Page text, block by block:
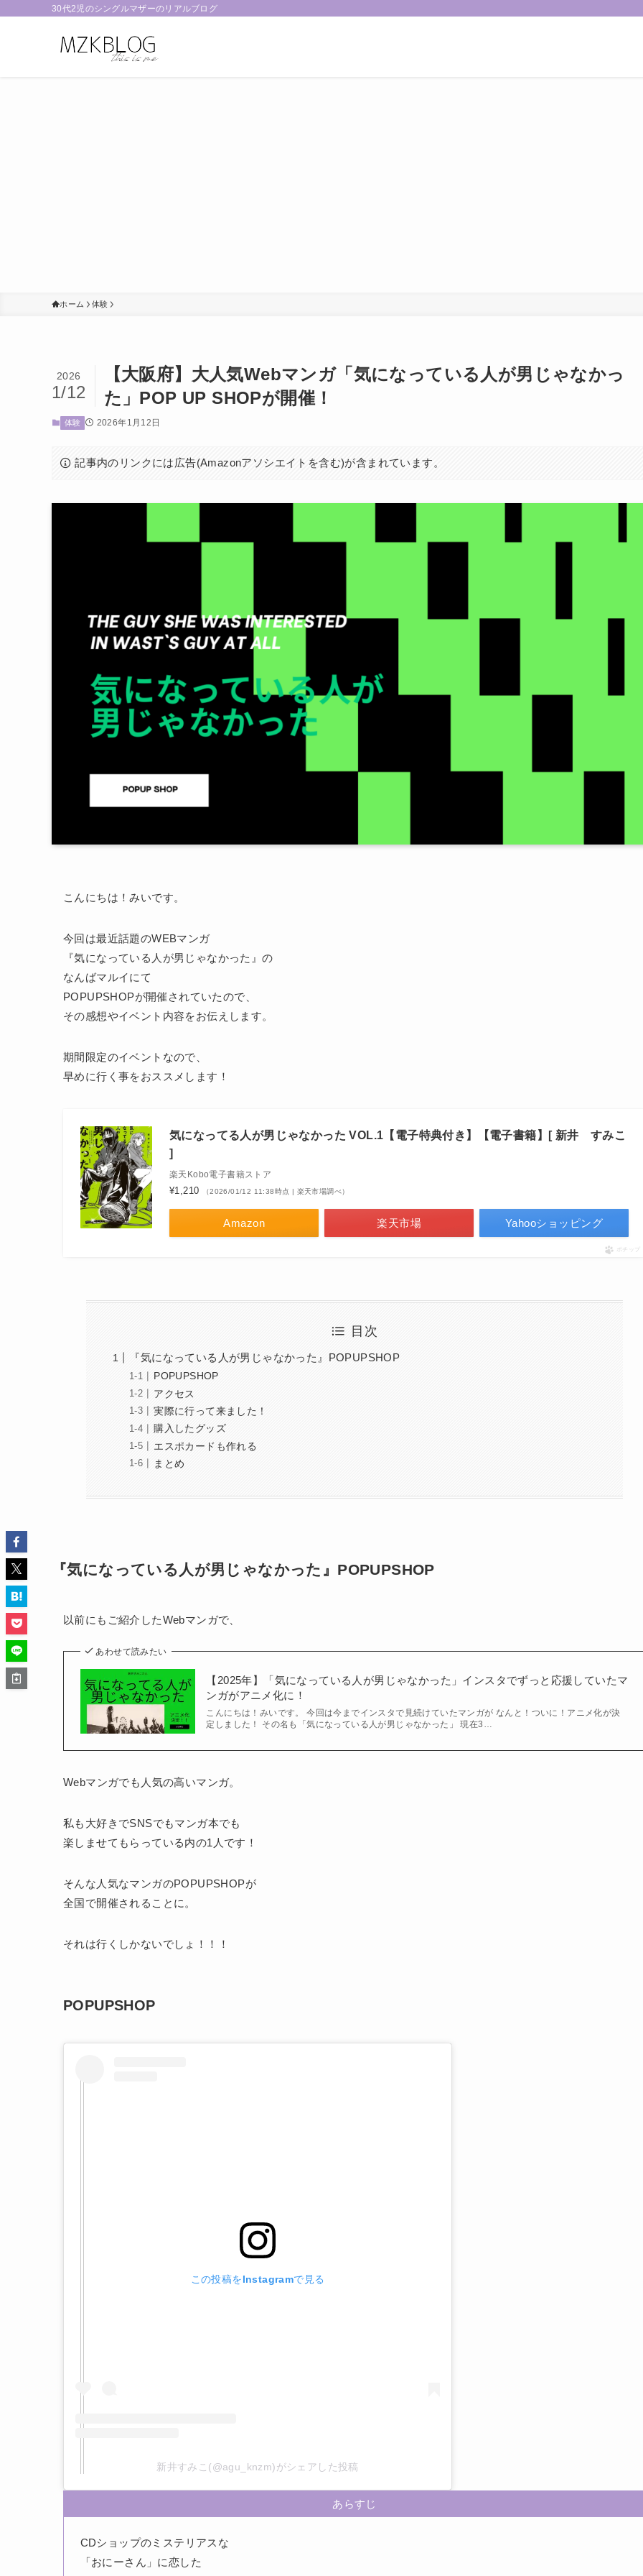
30代2児のシングルマザーのリアルブログ
ホーム 体験
【大阪府】大人気Webマンガ「気になっている人が男じゃなかっ
た」POP UP SHOPが開催！
2026
1/12
体験 2026年1月12日
記事内のリンクには広告(Amazonアソシエイトを含む)が含まれています。
こんにちは！みいです。
今回は最近話題のWEBマンガ
『気になっている人が男じゃなかった』の
なんばマルイにて
POPUPSHOPが開催されていたので、
その感想やイベント内容をお伝えします。
期間限定のイベントなので、
早めに行く事をおススメします！
気になってる人が男じゃなかった VOL.1【電子特典付き】【電子書籍】[ 新井 すみこ
]
楽天Kobo電子書籍ストア
¥1,210 （2026/01/12 11:38時点 | 楽天市場調べ）
Amazon 楽天市場 Yahooショッピング
ポチップ
目次
『気になっている人が男じゃなかった』POPUPSHOP
POPUPSHOP
アクセス
実際に行って来ました！
購入したグッズ
エスポカードも作れる
まとめ
『気になっている人が男じゃなかった』POPUPSHOP
以前にもご紹介したWebマンガで、
あわせて読みたい
【2025年】「気になっている人が男じゃなかった」インスタでずっと応援していたマ
ンガがアニメ化に！
こんにちは！みいです。 今回は今までインスタで見続けていたマンガが なんと！ついに！アニメ化が決
定しました！ その名も「気になっている人が男じゃなかった」 現在3…
Webマンガでも人気の高いマンガ。
私も大好きでSNSでもマンガ本でも
楽しませてもらっている内の1人です！
そんな人気なマンガのPOPUPSHOPが
全国で開催されることに。
それは行くしかないでしょ！！！
POPUPSHOP
この投稿をInstagramで見る
新井すみこ(@agu_knzm)がシェアした投稿
あらすじ
CDショップのミステリアスな
「おにーさん」に恋した